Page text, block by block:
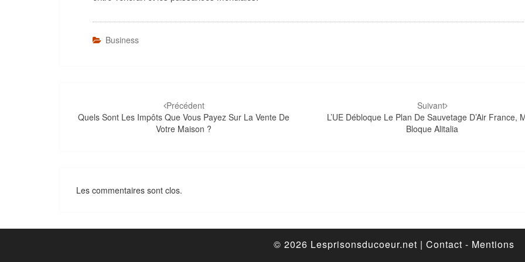
Business
d'article
Précédent
Quels Sont Les Impôts Que Vous Payez Sur La Vente De
Votre Maison ?
Suivant
L’UE Débloque Le Plan De Sauvetage D’Air France,
Bloque Alitalia
Les commentaires sont clos.
© 2026 Lesprisonsducoeur.net | Contact - Mentions